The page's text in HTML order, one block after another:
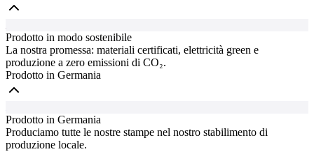
Prodotto in modo sostenibile
La nostra promessa: materiali certificati, elettricità green e
produzione a zero emissioni di CO₂.
Prodotto in Germania
Prodotto in Germania
Produciamo tutte le nostre stampe nel nostro stabilimento di
produzione locale.